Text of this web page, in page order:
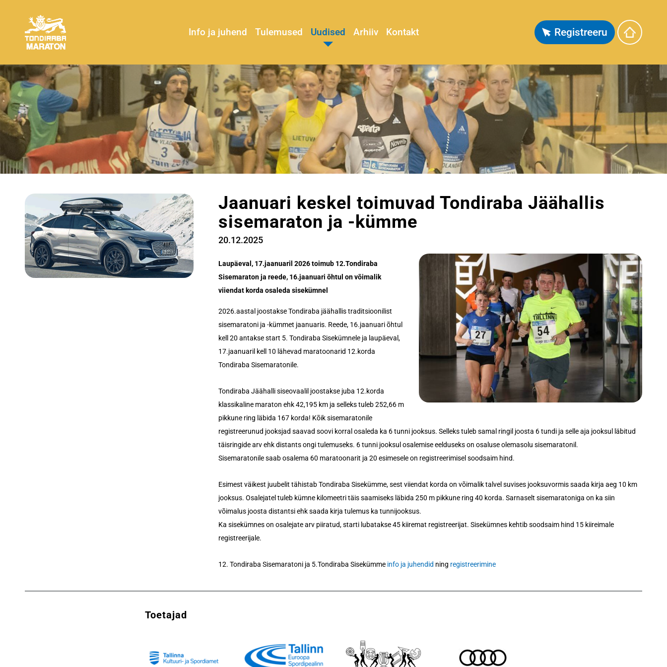
Info ja juhend Tulemused Uudised Arhiiv Kontakt Registreeru
Jaanuari keskel toimuvad Tondiraba Jäähallis
sisemaraton ja -kümme
20.12.2025
Laupäeval, 17.jaanuaril 2026 toimub 12.Tondiraba
Sisemaraton ja reede, 16.jaanuari õhtul on võimalik
viiendat korda osaleda sisekümnel
2026.aastal joostakse Tondiraba jäähallis traditsioonilist
sisemaratoni ja -kümmet jaanuaris. Reede, 16.jaanuari õhtul
kell 20 antakse start 5. Tondiraba Sisekümnele ja laupäeval,
17.jaanuaril kell 10 lähevad maratoonarid 12.korda
Tondiraba Sisemaratonile.
Tondiraba Jäähalli siseovaalil joostakse juba 12.korda
klassikaline maraton ehk 42,195 km ja selleks tuleb 252,66 m
pikkune ring läbida 167 korda! Kõik sisemaratonile
registreerunud jooksjad saavad soovi korral osaleda ka 6 tunni jooksus. Selleks tuleb samal ringil joosta 6 tundi ja selle aja jooksul läbitud
täisringide arv ehk distants ongi tulemuseks. 6 tunni jooksul osalemise eelduseks on osaluse olemasolu sisemaratonil.
Sisemaratonile saab osalema 60 maratoonarit ja 20 esimesele on registreerimisel soodsaim hind.
Esimest väikest juubelit tähistab Tondiraba Sisekümme, sest viiendat korda on võimalik talvel suvises jooksuvormis saada kirja aeg 10 km
jooksus. Osalejatel tuleb kümne kilomeetri täis saamiseks läbida 250 m pikkune ring 40 korda. Sarnaselt sisemaratoniga on ka siin
võimalus joosta distantsi ehk saada kirja tulemus ka tunnijooksus.
Ka sisekümnes on osalejate arv piiratud, starti lubatakse 45 kiiremat registreerijat. Sisekümnes kehtib soodsaim hind 15 kiireimale
registreerijale.
12. Tondiraba Sisemaratoni ja 5.Tondiraba Sisekümme info ja juhendid ning registreerimine
Toetajad